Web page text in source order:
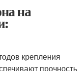
на
крепления
прочность